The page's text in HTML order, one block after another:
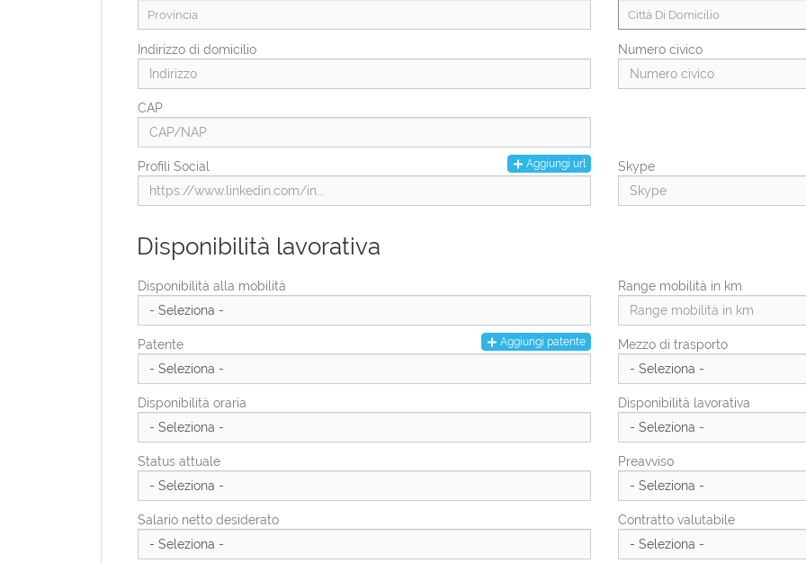
Provincia
Indirizzo di domicilio
CAP
Città Di Domicilio
Numero civico
Paese di residenza *
Provincia di residenza
Indirizzo di residenza
CAP di residenza
Regione di residenza *
Numero civico di residenza
Profili Social Aggiungi url Skype
Disponibilità lavorativa
Disponibilità alla mobilità
Patente Aggiungi patente
Disponibilità oraria
Status attuale
Salario netto desiderato
Range mobilità in km
Mezzo di trasporto
Disponibilità lavorativa
Preavviso
Contratto valutabile